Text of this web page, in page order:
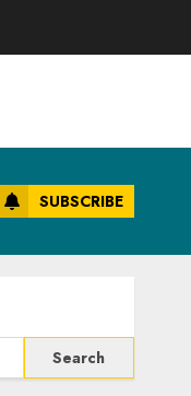
SUBSCRIBE